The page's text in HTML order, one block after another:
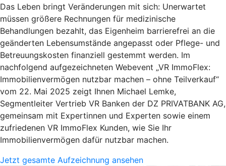
Das Leben bringt Veränderungen mit sich: Unerwartet
müssen größere Rechnungen für medizinische
Behandlungen bezahlt, das Eigenheim barrierefrei an die
geänderten Lebensumstände angepasst oder Pflege- und
Betreuungskosten finanziell gestemmt werden. Im
nachfolgend aufgezeichneten Webevent „VR ImmoFlex:
Immobilienvermögen nutzbar machen – ohne Teilverkauf“
vom 22. Mai 2025 zeigt Ihnen Michael Lemke,
Segmentleiter Vertrieb VR Banken der DZ PRIVATBANK AG,
gemeinsam mit Expertinnen und Experten sowie einem
zufriedenen VR ImmoFlex Kunden, wie Sie Ihr
Immobilienvermögen dafür nutzbar machen.
Jetzt gesamte Aufzeichnung ansehen